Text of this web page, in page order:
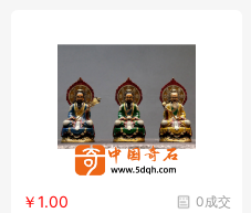
0成交
￥1.00